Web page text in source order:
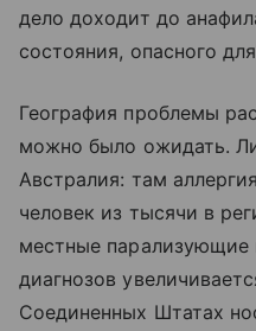
дело доходит до
состояния, опасного
География проблемы
можно было ожидать.
Австралия: там
человек из тысячи в
местные парализующие
диагнозов
Соединенных Штатах